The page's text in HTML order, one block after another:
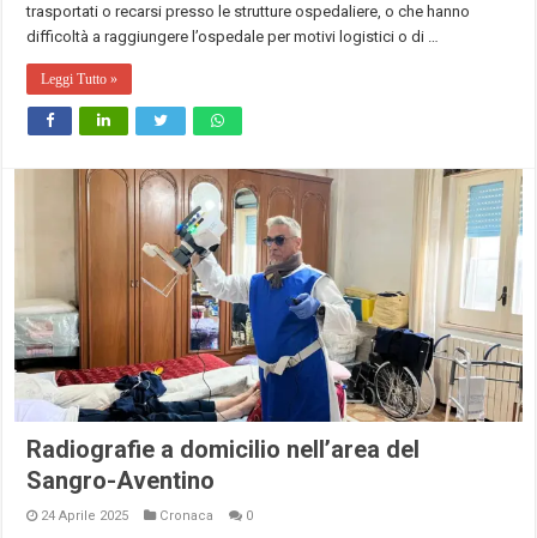
trasportati o recarsi presso le strutture ospedaliere, o che hanno
difficoltà a raggiungere l’ospedale per motivi logistici o di …
Leggi Tutto »
Radiografie a domicilio nell’area del
Sangro-Aventino
24 Aprile 2025 Cronaca 0